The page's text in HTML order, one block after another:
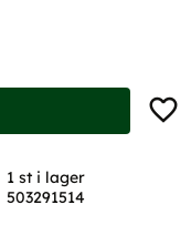
1 st i lager
503291514